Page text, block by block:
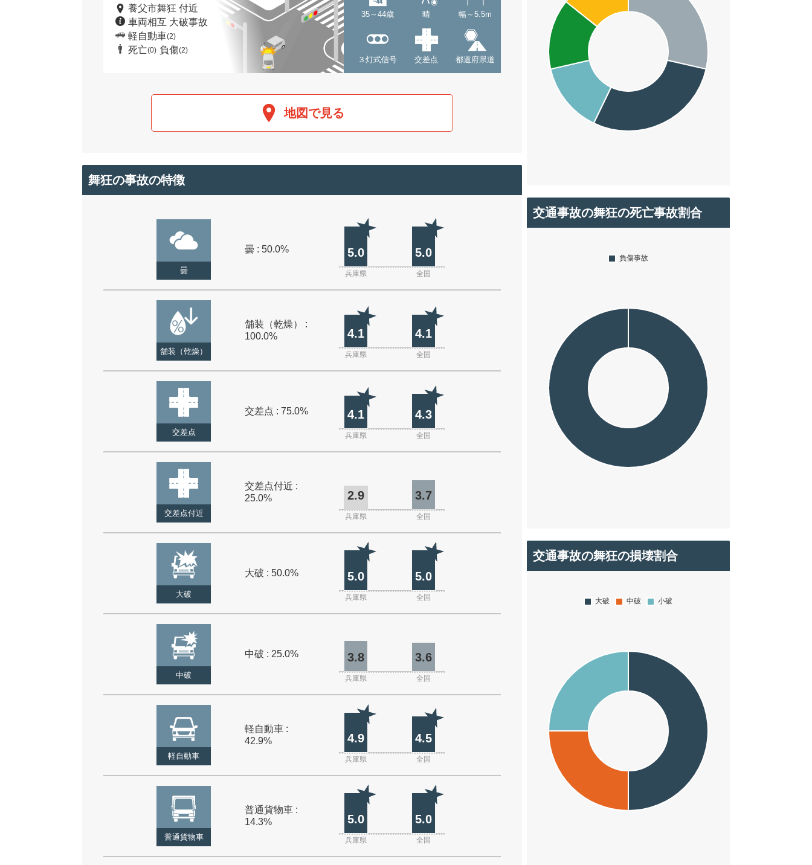
養父市舞狂 付近
車両相互 大破事故
軽自動車(2)
死亡(0) 負傷(2)
35～44歳 晴 幅～5.5m
３灯式信号 交差点 都道府県道
地図で見る
舞狂の事故の特徴
曇
曇 : 50.0% 5.0 5.0
兵庫県 全国
舗装（乾燥）
舗装（乾燥） :
100.0%
4.1 4.1
兵庫県 全国
交差点
交差点 : 75.0% 4.1 4.3
兵庫県 全国
交差点付近
交差点付近 :
25.0%
2.9 3.7
兵庫県 全国
大破
大破 : 50.0% 5.0 5.0
兵庫県 全国
中破
中破 : 25.0% 3.8 3.6
兵庫県 全国
軽自動車
軽自動車 :
42.9%
4.9 4.5
兵庫県 全国
普通貨物車
普通貨物車 :
14.3%
5.0 5.0
兵庫県 全国
交通事故の舞狂の死亡事故割合
交通事故の舞狂の損壊割合